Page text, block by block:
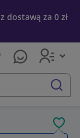
dostawą za 0 zł
szukaj